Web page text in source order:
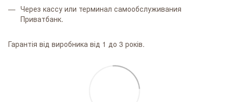
Через кассу или терминал самообслуживания
Приватбанк.
Гарантія від виробника від 1 до 3 років.